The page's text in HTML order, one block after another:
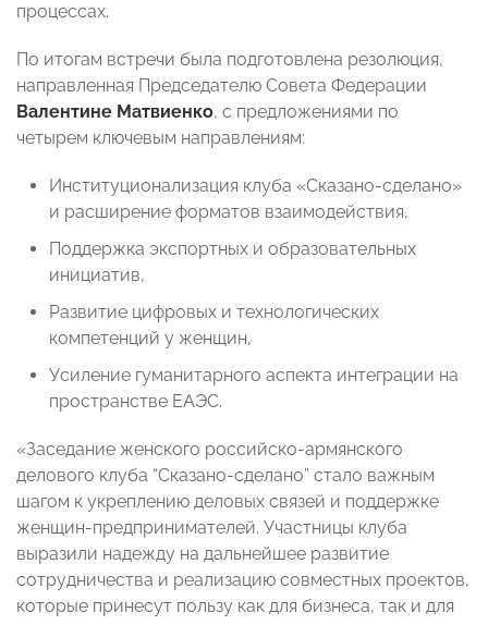
процессах. ⠀
По итогам встречи была подготовлена резолюция,
направленная Председателю Совета Федерации
Валентине Матвиенко, с предложениями по
четырем ключевым направлениям:
Институционализация клуба «Сказано-сделано»
и расширение форматов взаимодействия,
Поддержка экспортных и образовательных
инициатив,
Развитие цифровых и технологических
компетенций у женщин,
Усиление гуманитарного аспекта интеграции на
пространстве ЕАЭС.
«Заседание женского российско-армянского
делового клуба “Сказано-сделано” стало важным
шагом к укреплению деловых связей и поддержке
женщин-предпринимателей. Участницы клуба
выразили надежду на дальнейшее развитие
сотрудничества и реализацию совместных проектов,
которые принесут пользу как для бизнеса, так и для